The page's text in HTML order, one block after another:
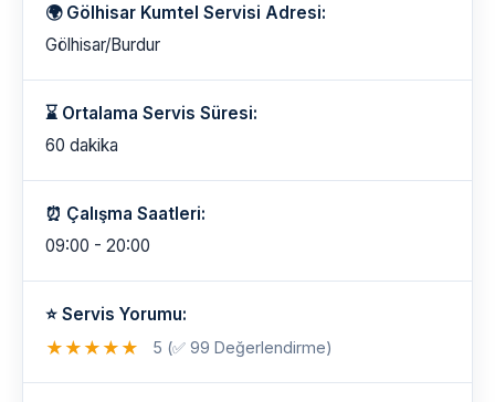
🌍 Gölhisar Kumtel Servisi Adresi:
Gölhisar/Burdur
⌛ Ortalama Servis Süresi:
60 dakika
⏰ Çalışma Saatleri:
09:00 - 20:00
⭐ Servis Yorumu:
★ ★ ★ ★ ★ 5 (✅ 99 Değerlendirme)